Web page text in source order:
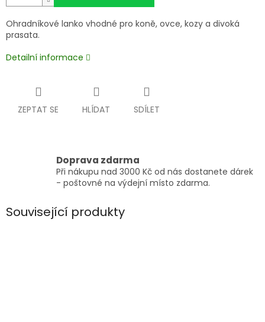
Ohradníkové lanko vhodné pro koně, ovce, kozy a divoká
prasata.
Detailní informace
ZEPTAT SE HLÍDAT SDÍLET
Doprava zdarma
Při nákupu nad 3000 Kč od nás dostanete dárek
- poštovné na výdejní místo zdarma.
Související produkty